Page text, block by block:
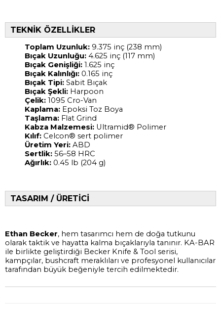
TEKNİK ÖZELLİKLER
Toplam Uzunluk: 9.375 inç (238 mm)
Bıçak Uzunluğu: 4.625 inç (117 mm)
Bıçak Genişliği: 1.625 inç
Bıçak Kalınlığı: 0.165 inç
Bıçak Tipi: Sabit Bıçak
Bıçak Şekli: Harpoon
Çelik: 1095 Cro-Van
Kaplama: Epoksi Toz Boya
Taşlama: Flat Grind
Kabza Malzemesi: Ultramid® Polimer
Kılıf: Celcon® sert polimer
Üretim Yeri: ABD
Sertlik: 56–58 HRC
Ağırlık: 0.45 lb (204 g)
TASARIM / ÜRETİCİ
Ethan Becker, hem tasarımcı hem de doğa tutkunu
olarak taktik ve hayatta kalma bıçaklarıyla tanınır. KA-BAR
ile birlikte geliştirdiği Becker Knife & Tool serisi,
kampçılar, bushcraft meraklıları ve profesyonel kullanıcılar
tarafından büyük beğeniyle tercih edilmektedir.